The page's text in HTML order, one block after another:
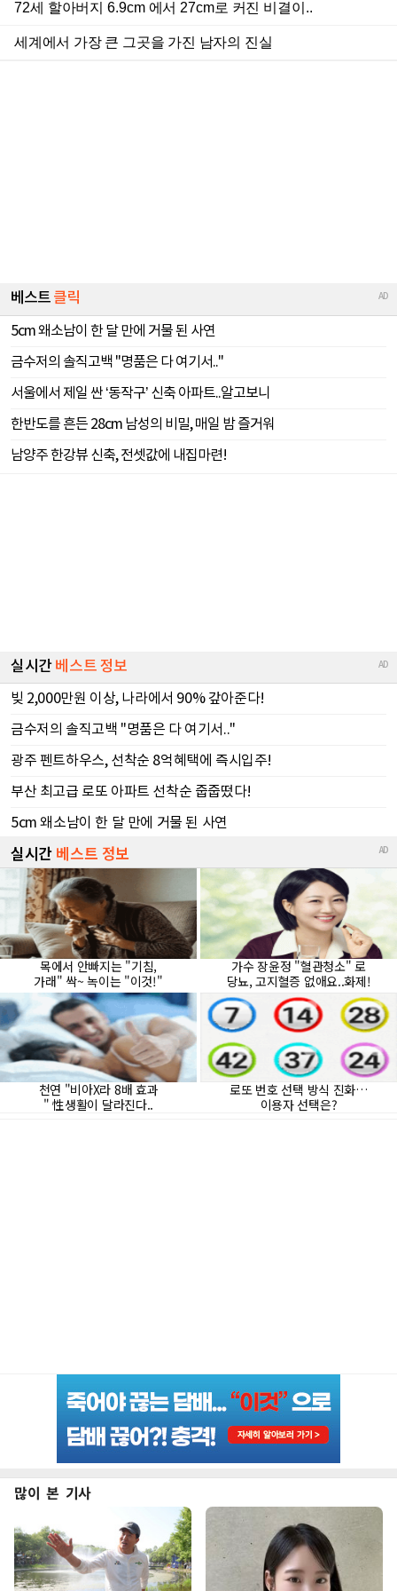
많이 본 기사